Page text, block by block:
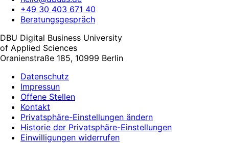
+49 30 403 671 40
Beratungsgespräch
DBU Digital Business University
of Applied Sciences
Oranienstraße 185, 10999 Berlin
Datenschutz
Impressun
Offene Stellen
Kontakt
Privatsphäre-Einstellungen ändern
Historie der Privatsphäre-Einstellungen
Einwilligungen widerrufen